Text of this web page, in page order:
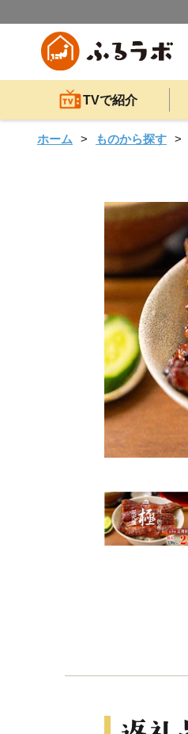
TVで紹介
ホーム ものから探す